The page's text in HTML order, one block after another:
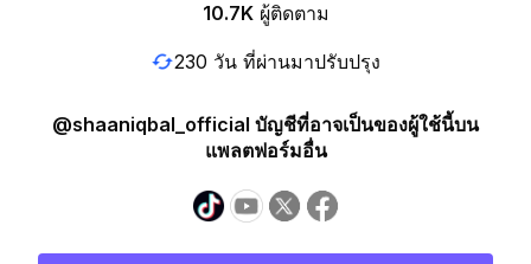
10.7K ผู้ติดตาม
230 วัน ที่ผ่านมาปรับปรุง
@shaaniqbal_official บัญชีที่อาจเป็นของผู้ใช้นี้บน
แพลตฟอร์มอื่น